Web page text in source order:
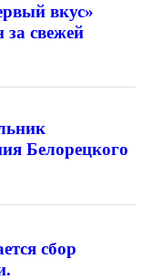
вкус»
за свежей
Белорецкого
сбор